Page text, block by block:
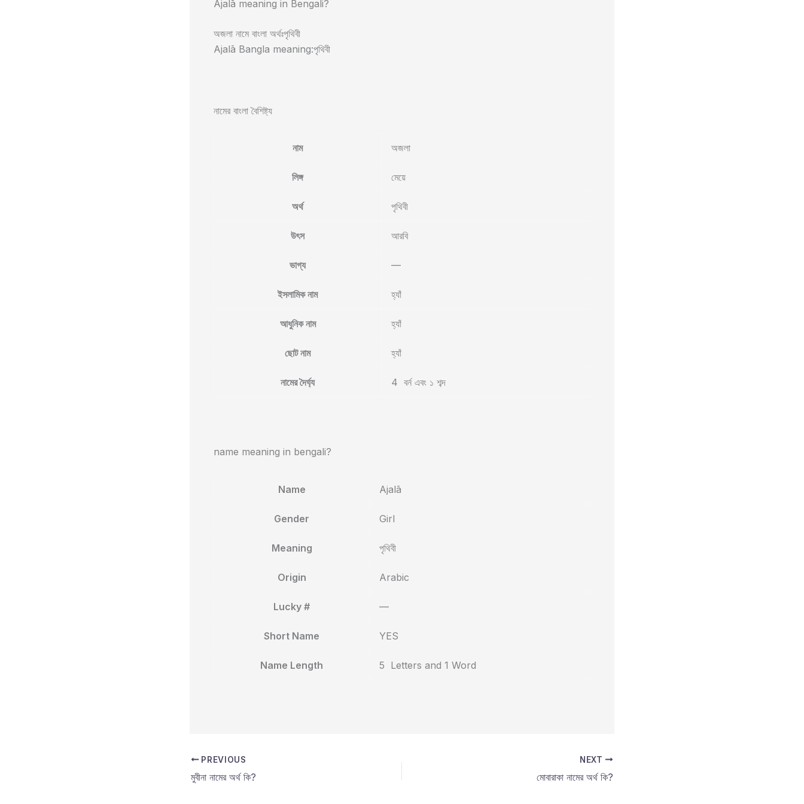
Ajalā meaning in Bengali?
অজলা নামে বাংলা অর্থঃপৃথিবী
Ajalā Bangla meaning:পৃথিবী
নামের বাংলা বৈশিষ্ট্য
নাম অজলা
লিঙ্গ মেয়ে
অর্থ পৃথিবী
উৎস আরবি
ভাগ্য —
ইসলামিক নাম হ্যাঁ
আধুনিক নাম হ্যাঁ
ছোট নাম হ্যাঁ
নামের দৈর্ঘ্য 4 বর্ন এবং ১ শব্দ
name meaning in bengali?
Name Ajalā
Gender Girl
Meaning পৃথিবী
Origin Arabic
Lucky # —
Short Name YES
Name Length 5 Letters and 1 Word
PREVIOUS
মুবীনা নামের অর্থ কি?
NEXT
মোবারাকা নামের অর্থ কি?